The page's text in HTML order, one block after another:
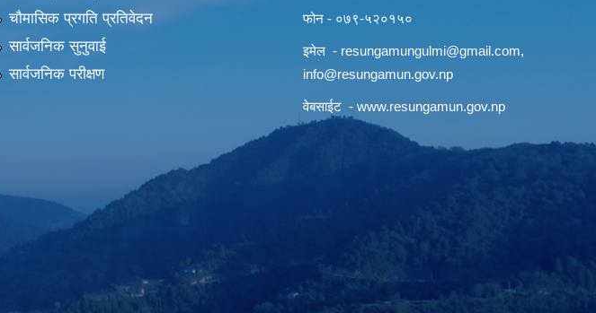
चौमासिक प्रगति प्रतिवेदन
सार्वजनिक सुनुवाई
सार्वजनिक परीक्षण
फोन - ०७९-५२०१५०
इमेल - resungamungulmi@gmail.com,
info@resungamun.gov.np
वेबसाईट - www.resungamun.gov.np